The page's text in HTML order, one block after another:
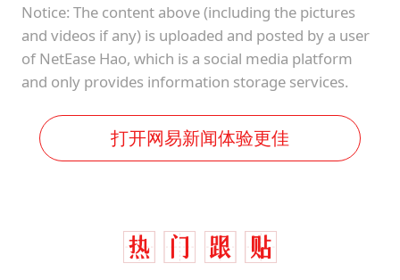
Notice: The content above (including the pictures
and videos if any) is uploaded and posted by a user
of NetEase Hao, which is a social media platform
and only provides information storage services.
打开网易新闻体验更佳